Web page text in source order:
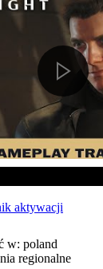
aktywacji
w: poland
regionalne